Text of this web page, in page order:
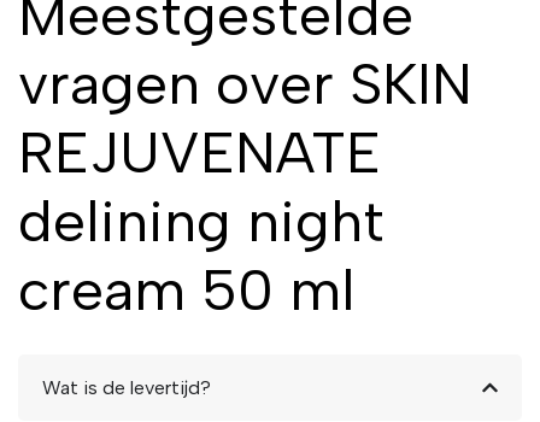
Meestgestelde
vragen over SKIN
REJUVENATE
delining night
cream 50 ml
Wat is de levertijd?